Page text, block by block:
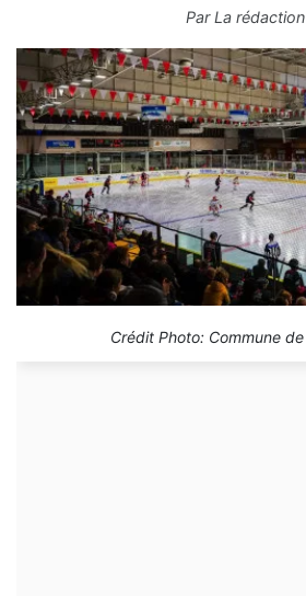
ParLa rédaction
Crédit Photo: Commune